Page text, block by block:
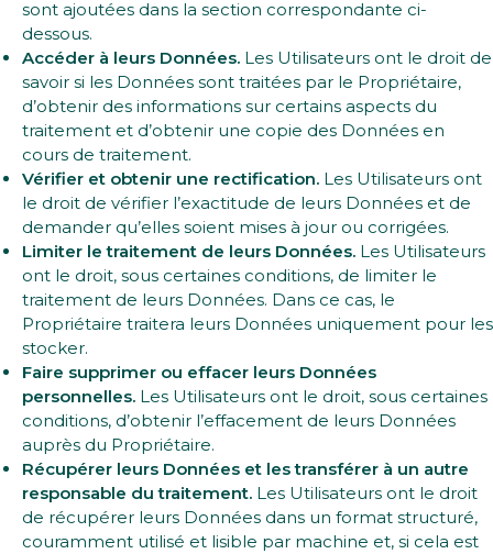
sont ajoutées dans la section correspondante ci-
dessous.
Accéder à leurs Données. Les Utilisateurs ont le droit de
savoir si les Données sont traitées par le Propriétaire,
d’obtenir des informations sur certains aspects du
traitement et d’obtenir une copie des Données en
cours de traitement.
Vérifier et obtenir une rectification. Les Utilisateurs ont
le droit de vérifier l’exactitude de leurs Données et de
demander qu’elles soient mises à jour ou corrigées.
Limiter le traitement de leurs Données. Les Utilisateurs
ont le droit, sous certaines conditions, de limiter le
traitement de leurs Données. Dans ce cas, le
Propriétaire traitera leurs Données uniquement pour les
stocker.
Faire supprimer ou effacer leurs Données
personnelles. Les Utilisateurs ont le droit, sous certaines
conditions, d’obtenir l’effacement de leurs Données
auprès du Propriétaire.
Récupérer leurs Données et les transférer à un autre
responsable du traitement. Les Utilisateurs ont le droit
de récupérer leurs Données dans un format structuré,
couramment utilisé et lisible par machine et, si cela est